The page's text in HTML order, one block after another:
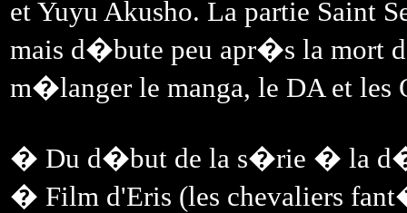
et Yuyu Akusho. La partie Saint
mais d�bute peu apr�s la mort
m�langer le manga, le DA et les
� Du d�but de la s�rie � la
� Film d'Eris (les chevaliers